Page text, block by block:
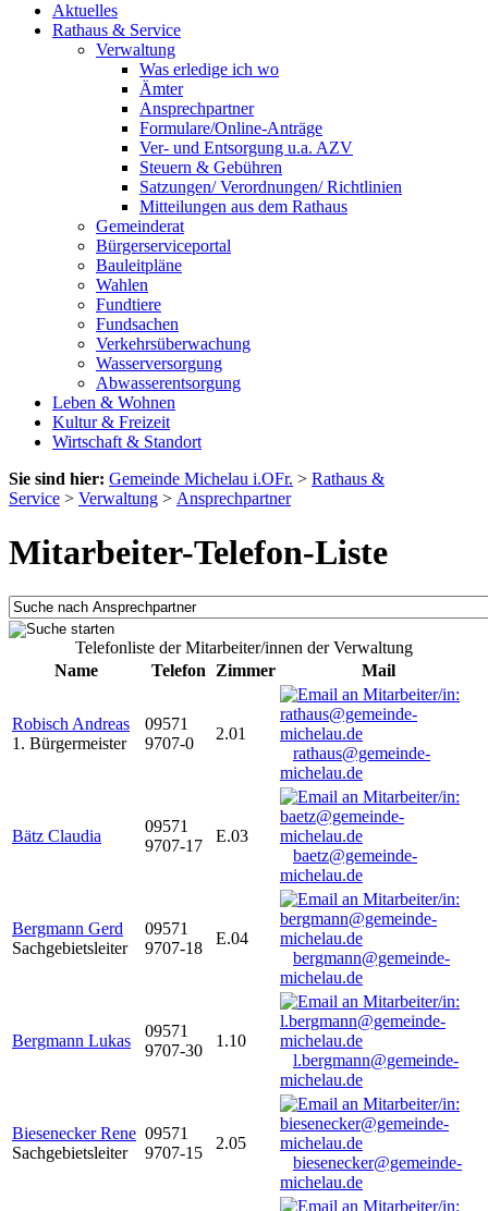
Aktuelles
Rathaus & Service
Verwaltung
Was erledige ich wo
Ämter
Ansprechpartner
Formulare/Online-Anträge
Ver- und Entsorgung u.a. AZV
Steuern & Gebühren
Satzungen/ Verordnungen/ Richtlinien
Mitteilungen aus dem Rathaus
Gemeinderat
Bürgerserviceportal
Bauleitpläne
Wahlen
Fundtiere
Fundsachen
Verkehrsüberwachung
Wasserversorgung
Abwasserentsorgung
Leben & Wohnen
Kultur & Freizeit
Wirtschaft & Standort
Sie sind hier: Gemeinde Michelau i.OFr. > Rathaus &
Service > Verwaltung > Ansprechpartner
Mitarbeiter-Telefon-Liste
Telefonliste der Mitarbeiter/innen der Verwaltung
Name
Telefon Zimmer Mail
Robisch Andreas
1. Bürgermeister
09571
9707-0
2.01
rathaus@gemeinde-
michelau.de
Bätz Claudia
09571
9707-17
E.03
baetz@gemeinde-
michelau.de
Bergmann Gerd
Sachgebietsleiter
09571
9707-18
E.04
bergmann@gemeinde-
michelau.de
Bergmann Lukas
09571
9707-30
1.10
l.bergmann@gemeinde-
michelau.de
Biesenecker Rene
Sachgebietsleiter
09571
9707-15
2.05
biesenecker@gemeinde-
michelau.de